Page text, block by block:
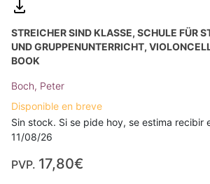
STREICHER SIND KLASSE, SCHULE FÜR
UND GRUPPENUNTERRICHT,
BOOK
Boch, Peter
Disponible en breve
Sin stock. Si se pide hoy, se estima recibir
11/08/26
PVP. 17,80€